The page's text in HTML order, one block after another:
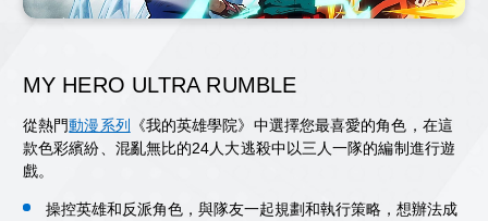
MY HERO ULTRA RUMBLE
從熱門動漫系列
《我的英雄學院》中選擇您最喜愛的角色，在這
款色彩繽紛、混亂無比的24人大逃殺中以三人一隊的編制進行遊
戲。
操控英雄和反派角色，與隊友一起規劃和執行策略，想辦法成